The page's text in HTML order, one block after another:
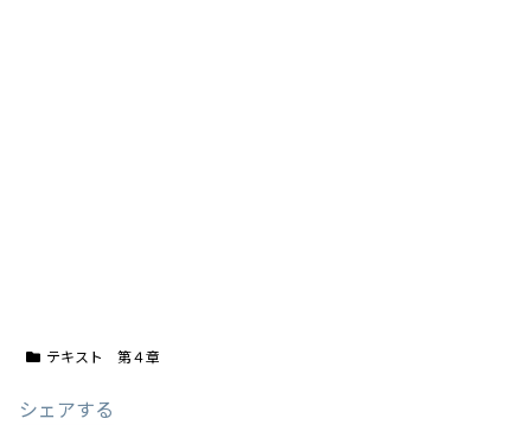
テキスト 第４章
シェアする